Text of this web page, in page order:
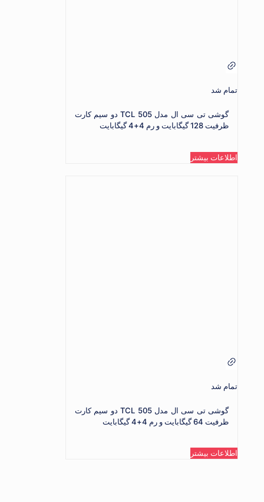
تمام شد
گوشی تی سی ال مدل TCL 505 دو سیم کارت
ظرفیت 128 گیگابایت و رم 4+4 گیگابایت
اطلاعات بیشتر
تمام شد
گوشی تی سی ال مدل TCL 505 دو سیم کارت
ظرفیت 64 گیگابایت و رم 4+4 گیگابایت
اطلاعات بیشتر